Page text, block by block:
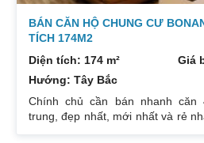
BÁN CĂN HỘ CHUNG CƯ
TÍCH 174M2
Diện tích: 174 m²
Giá
Hướng: Tây Bắc
Chính chủ cần bán nhanh căn
trung, đẹp nhất, mới nhất và rẻ